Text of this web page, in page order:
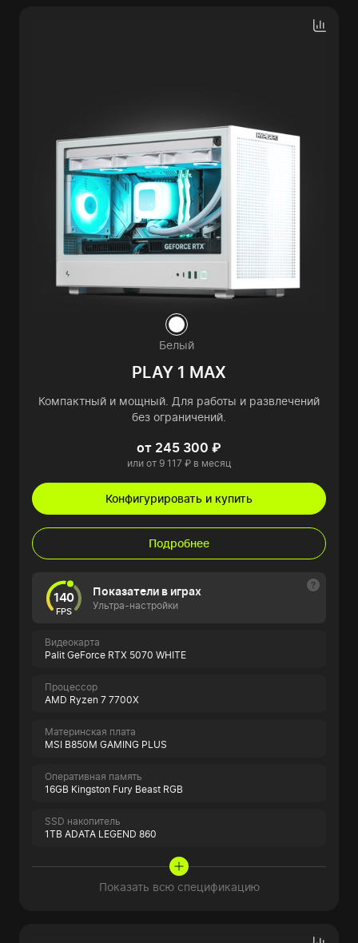
Белый
PLAY 1 MAX
Компактный и мощный. Для работы и развлечений
без ограничений.
от 245 300 ₽
или от 9 117 ₽ в месяц
Конфигурировать и купить
Подробнее
140
FPS
Показатели в играх
Ультра-настройки
Видеокарта
Palit GeForce RTX 5070 WHITE
Процессор
AMD Ryzen 7 7700X
Материнская плата
MSI B850M GAMING PLUS
Оперативная память
16GB Kingston Fury Beast RGB
SSD накопитель
1TB ADATA LEGEND 860
Показать всю спецификацию